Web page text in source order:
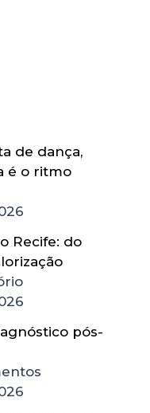
de dança,
é o ritmo
Recife: do
pós-